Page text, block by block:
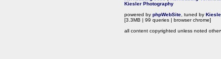
Kiesler Photography
powered by phpWebSite , tuned by
[3.3MB | 99 queries | browser chrome]
all content copyrighted unless noted